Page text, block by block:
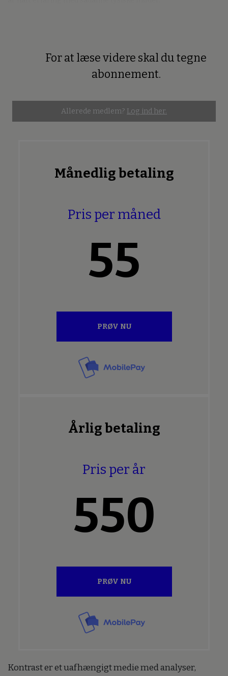
For at læse videre skal du tegne
abonnement.
Allerede medlem? Log ind her.
Månedlig betaling
Pris per måned
55
PRØV NU
Årlig betaling
Pris per år
550
PRØV NU
Kontrast er et uafhængigt medie med analyser,